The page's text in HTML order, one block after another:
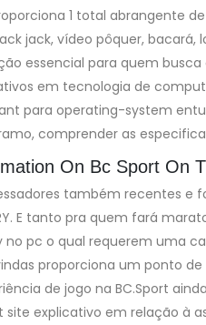
1 total abrangente
jack, vídeo pôquer, bacará,
essencial para quem
em tecnologia de
para operating-system
comprender as
On Bc Sport On
também recentes
E tanto pra quem fará
no pc o qual requerem uma
proporciona um ponto
de jogo na BC.Sport
site explicativo em relação à